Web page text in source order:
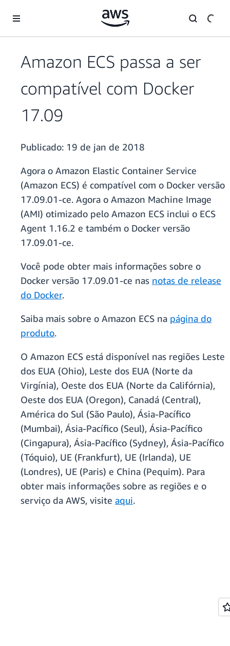
Pular para o conteúdo principal
Amazon ECS passa a ser
compatível com Docker
17.09
Publicado: 19 de jan de 2018
Agora o Amazon Elastic Container Service
(Amazon ECS) é compatível com o Docker versão
17.09.01-ce. Agora o Amazon Machine Image
(AMI) otimizado pelo Amazon ECS inclui o ECS
Agent 1.16.2 e também o Docker versão
17.09.01-ce.
Você pode obter mais informações sobre o
Docker versão 17.09.01-ce nas notas de release
do Docker.
Saiba mais sobre o Amazon ECS na página do
produto.
O Amazon ECS está disponível nas regiões Leste
dos EUA (Ohio), Leste dos EUA (Norte da
Virgínia), Oeste dos EUA (Norte da Califórnia),
Oeste dos EUA (Oregon), Canadá (Central),
América do Sul (São Paulo), Ásia-Pacífico
(Mumbai), Ásia-Pacífico (Seul), Ásia-Pacífico
(Cingapura), Ásia-Pacífico (Sydney), Ásia-Pacífico
(Tóquio), UE (Frankfurt), UE (Irlanda), UE
(Londres), UE (Paris) e China (Pequim). Para
obter mais informações sobre as regiões e o
serviço da AWS, visite aqui.